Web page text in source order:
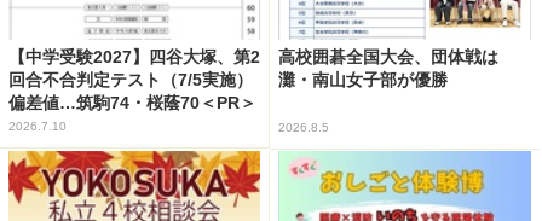
【中学受験2027】四谷大塚、第2
回合不合判定テスト（7/5実施）
偏差値…筑駒74・桜蔭70＜PR＞
2026.7.10
高校囲碁全国大会、団体戦は
灘・南山女子部が優勝
2026.8.5